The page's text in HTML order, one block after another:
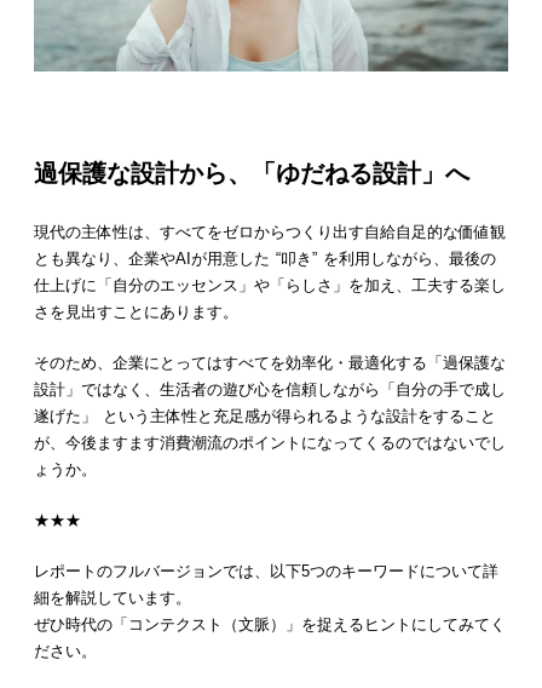
過保護な設計から、「ゆだねる設計」へ
現代の主体性は、すべてをゼロからつくり出す⾃給⾃⾜的な価値観
とも異なり、企業やAIが⽤意した “叩き” を利⽤しながら、最後の
仕上げに「⾃分のエッセンス」や「らしさ」を加え、⼯夫する楽し
さを⾒出すことにあります。
そのため、企業にとってはすべてを効率化・最適化する「過保護な
設計」ではなく、⽣活者の遊び⼼を信頼しながら「⾃分の⼿で成し
遂げた」 という主体性と充⾜感が得られるような設計をすること
が、今後ますます消費潮流のポイントになってくるのではないでし
ょうか。
★★★
レポートのフルバージョンでは、以下5つのキーワードについて詳
細を解説しています。
ぜひ時代の「コンテクスト（文脈）」を捉えるヒントにしてみてく
ださい。